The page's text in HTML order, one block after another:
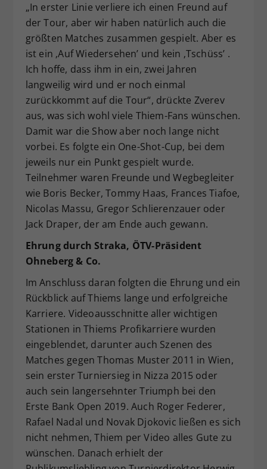
„In erster Linie verliere ich einen Freund auf
der Tour, aber wir haben natürlich auch die
größten Matches zusammen gespielt. Aber es
ist ein ‚Auf Wiedersehen’ und kein ‚Tschüss’ .
Ich hoffe, dass ihm in ein, zwei Jahren
langweilig wird und er noch einmal
zurückkommt auf die Tour“, drückte Zverev
aus, was sich wohl viele Thiem-Fans wünschen.
Damit war die Show aber noch lange nicht
vorbei. Es folgte ein One-Shot-Cup, bei dem
jeweils nur ein Punkt gespielt wurde.
Teilnehmer waren Freunde und Wegbegleiter
wie Boris Becker, Tommy Haas, Frances Tiafoe,
Nicolas Massu, Gregor Schlierenzauer oder
Jack Draper, der am Ende auch gewann.
Ehrung durch Straka, ÖTV-Präsident
Ohneberg & Co.
Im Anschluss daran folgten die Ehrung und ein
Rückblick auf Thiems lange und erfolgreiche
Karriere. Videoausschnitte aller wichtigen
Stationen in Thiems Profikarriere wurden
eingeblendet, darunter auch Szenen des
Matches gegen Thomas Muster 2011 in Wien,
sein erster Turniersieg in Nizza 2015 oder
auch sein langersehnter Triumph bei den
Erste Bank Open 2019. Auch Roger Federer,
Rafael Nadal und Novak Djokovic ließen es sich
nicht nehmen, Thiem per Video alles Gute zu
wünschen. Danach erhielt der